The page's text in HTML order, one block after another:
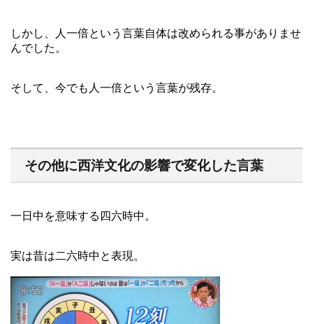
しかし、人一倍という言葉自体は改められる事がありませ
んでした。
そして、今でも人一倍という言葉が残存。
その他に西洋文化の影響で変化した言葉
一日中を意味する四六時中。
実は昔は二六時中と表現。